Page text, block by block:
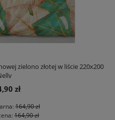
zielono złotej w liście 220x200
zł
164,90 zł
164,90 zł